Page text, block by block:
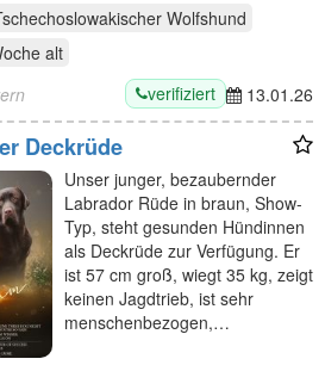
Wolfshund
alt
verifiziert 13.01.26
Deckrüde
Unser junger, bezaubernder
Labrador Rüde in braun, Show-
Typ, steht gesunden Hündinnen
als Deckrüde zur Verfügung. Er
ist 57 cm groß, wiegt 35 kg, zeigt
keinen Jagdtrieb, ist sehr
menschenbezogen,…